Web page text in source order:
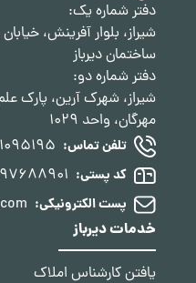
دفتر شماره یک:
ساختمان دیرباز
دفتر شماره دو:
شیراز، شهرک آرین، پارک
مهرگان، واحد 1029
تلفن تماس:
کد پستی:
پست الکترونیکی:
خدمات دیرباز
یافتن کارشناس املاک